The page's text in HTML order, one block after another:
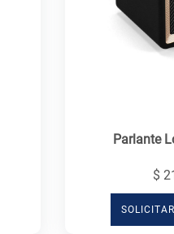
Parlante
$